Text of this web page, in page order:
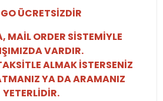
ÜCRETSİZDİR
MAİL ORDER SİSTEMİYLE
VARDIR.
ALMAK İSTERSENİZ
YA DA ARAMANIZ
YETERLİDİR.